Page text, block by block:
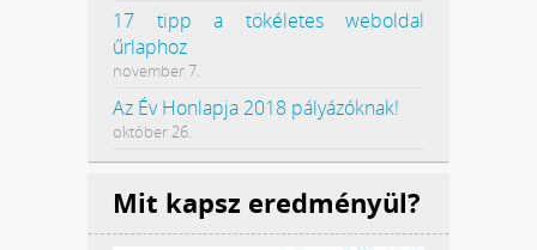
17 tipp a tökéletes weboldal
űrlaphoz
november 7.
Az Év Honlapja 2018 pályázóknak!
október 26.
Mit kapsz eredményül?